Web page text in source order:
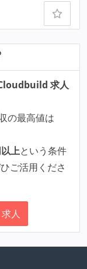
求人
の最高値は
上という条件
ご活用くださ
人